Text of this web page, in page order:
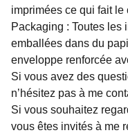
imprimées ce qui fait
Packaging : Toutes les
emballées dans du
enveloppe renforcée
Si vous avez des
n’hésitez pas à me
Si vous souhaitez
vous êtes invités à me